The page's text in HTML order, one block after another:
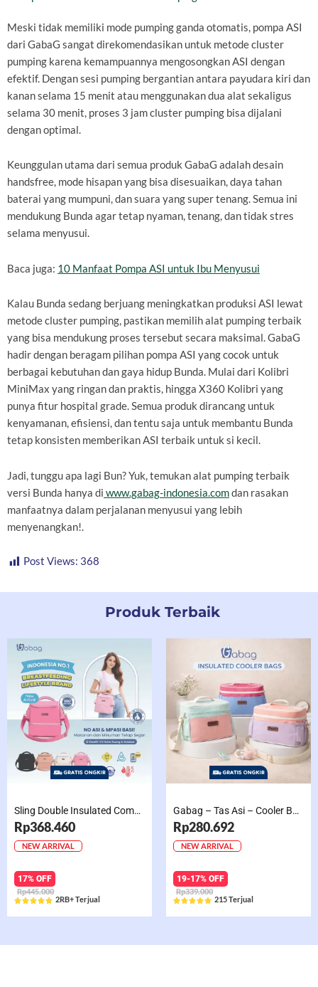
Meski tidak memiliki mode pumping ganda otomatis, pompa ASI
dari GabaG sangat direkomendasikan untuk metode cluster
pumping karena kemampuannya mengosongkan ASI dengan
efektif. Dengan sesi pumping bergantian antara payudara kiri dan
kanan selama 15 menit atau menggunakan dua alat sekaligus
selama 30 menit, proses 3 jam cluster pumping bisa dijalani
dengan optimal.
Keunggulan utama dari semua produk GabaG adalah desain
handsfree, mode hisapan yang bisa disesuaikan, daya tahan
baterai yang mumpuni, dan suara yang super tenang. Semua ini
mendukung Bunda agar tetap nyaman, tenang, dan tidak stres
selama menyusui.
Baca juga: 10 Manfaat Pompa ASI untuk Ibu Menyusui
Kalau Bunda sedang berjuang meningkatkan produksi ASI lewat
metode cluster pumping, pastikan memilih alat pumping terbaik
yang bisa mendukung proses tersebut secara maksimal. GabaG
hadir dengan beragam pilihan pompa ASI yang cocok untuk
berbagai kebutuhan dan gaya hidup Bunda. Mulai dari Kolibri
MiniMax yang ringan dan praktis, hingga X360 Kolibri yang
punya fitur hospital grade. Semua produk dirancang untuk
kenyamanan, efisiensi, dan tentu saja untuk membantu Bunda
tetap konsisten memberikan ASI terbaik untuk si kecil.
Jadi, tunggu apa lagi Bun? Yuk, temukan alat pumping terbaik
versi Bunda hanya di www.gabag-indonesia.comdan rasakan
manfaatnya dalam perjalanan menyusui yang lebih
menyenangkan!.
Post Views: 368
Produk Terbaik
Sling Double Insulated Compartment Cappucino Black, Creamy, Salem, Chocolate
Rp368.460
NEW ARRIVAL
17% OFF
Rp445.000
Rated
2RB+ Terjual
Gabag – Tas Asi – Cooler Bag Sling Single Compartment Mint Grape Bubble
Rp280.692
NEW ARRIVAL
19-17% OFF
Rp339.000
Rated
215 Terjual